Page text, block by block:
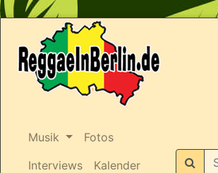
Musik
Fotos
Interviews
Kalender
Suchen